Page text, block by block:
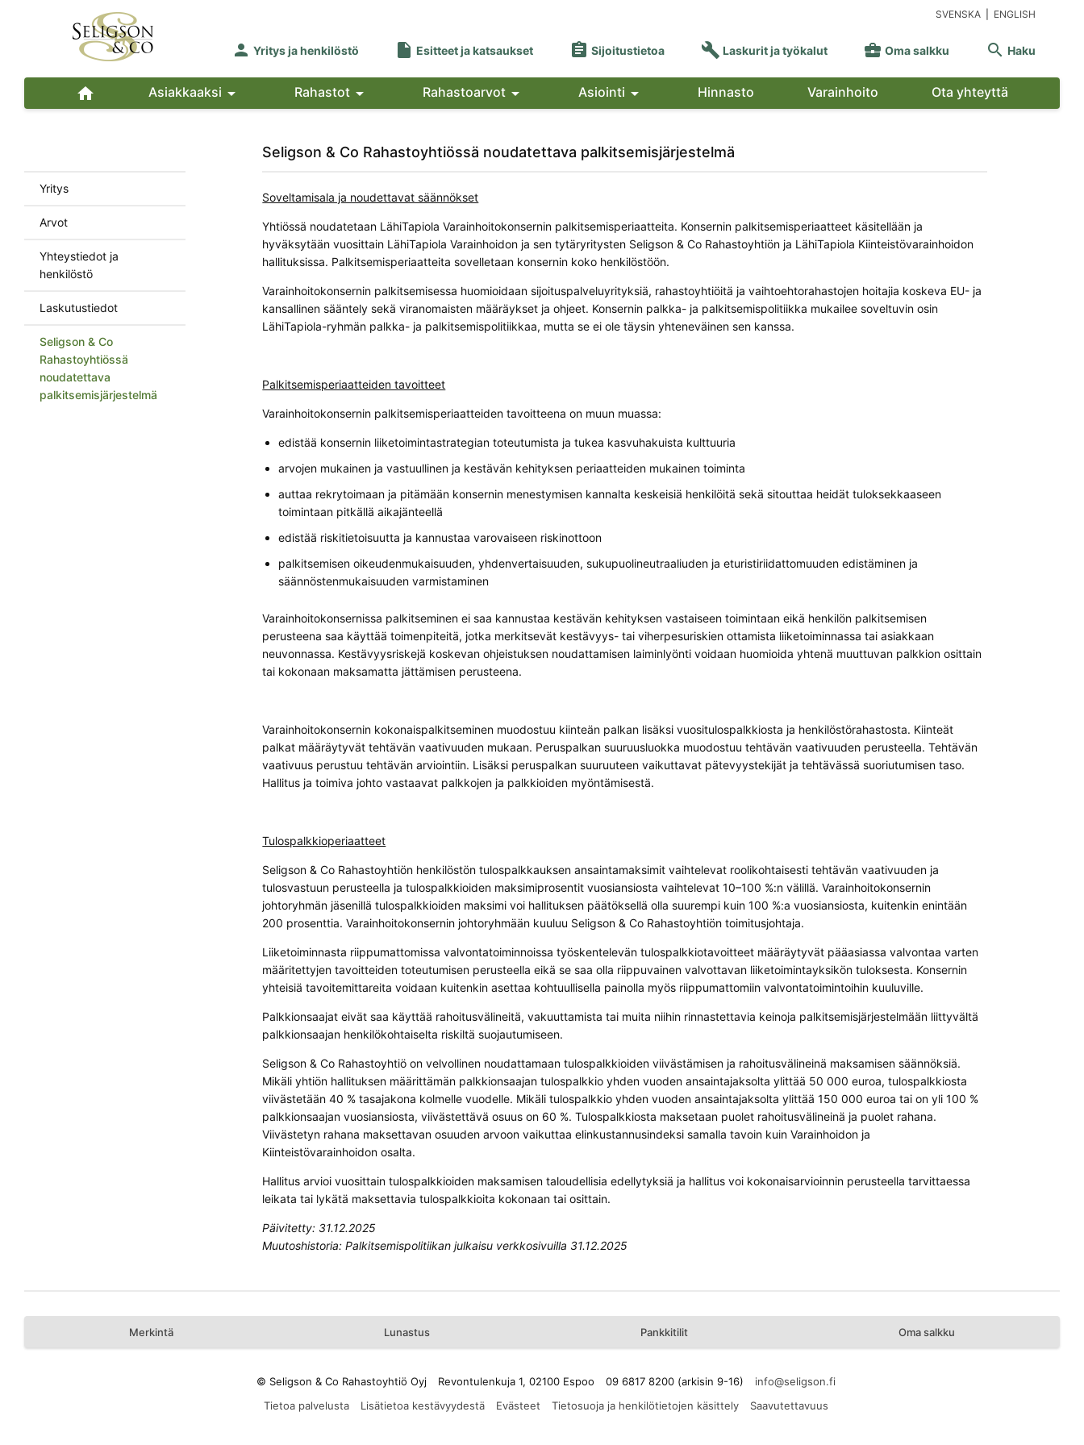
SVENSKA ENGLISH
 Yritys ja henkilöstö  Esitteet ja katsaukset  Sijoitustietoa  Laskurit ja työkalut  Oma salkku  Haku
 Asiakkaaksi  Rahastot  Rahastoarvot  Asiointi  Hinnasto Varainhoito Ota yhteyttä
Yritys
Arvot
Yhteystiedot ja
henkilöstö
Laskutustiedot
Seligson & Co
Rahastoyhtiössä
noudatettava
palkitsemisjärjestelmä
Seligson & Co Rahastoyhtiössä noudatettava palkitsemisjärjestelmä
Soveltamisala ja noudettavat säännökset
Yhtiössä noudatetaan LähiTapiola Varainhoitokonsernin palkitsemisperiaatteita. Konsernin palkitsemisperiaatteet käsitellään ja
hyväksytään vuosittain LähiTapiola Varainhoidon ja sen tytäryritysten Seligson & Co Rahastoyhtiön ja LähiTapiola Kiinteistövarainhoidon
hallituksissa. Palkitsemisperiaatteita sovelletaan konsernin koko henkilöstöön.
Varainhoitokonsernin palkitsemisessa huomioidaan sijoituspalveluyrityksiä, rahastoyhtiöitä ja vaihtoehtorahastojen hoitajia koskeva EU- ja
kansallinen sääntely sekä viranomaisten määräykset ja ohjeet. Konsernin palkka- ja palkitsemispolitiikka mukailee soveltuvin osin
LähiTapiola-ryhmän palkka- ja palkitsemispolitiikkaa, mutta se ei ole täysin yhteneväinen sen kanssa.
Palkitsemisperiaatteiden tavoitteet
Varainhoitokonsernin palkitsemisperiaatteiden tavoitteena on muun muassa:
edistää konsernin liiketoimintastrategian toteutumista ja tukea kasvuhakuista kulttuuria
arvojen mukainen ja vastuullinen ja kestävän kehityksen periaatteiden mukainen toiminta
auttaa rekrytoimaan ja pitämään konsernin menestymisen kannalta keskeisiä henkilöitä sekä sitouttaa heidät tuloksekkaaseen
toimintaan pitkällä aikajänteellä
edistää riskitietoisuutta ja kannustaa varovaiseen riskinottoon
palkitsemisen oikeudenmukaisuuden, yhdenvertaisuuden, sukupuolineutraaliuden ja eturistiriidattomuuden edistäminen ja
säännöstenmukaisuuden varmistaminen
Varainhoitokonsernissa palkitseminen ei saa kannustaa kestävän kehityksen vastaiseen toimintaan eikä henkilön palkitsemisen
perusteena saa käyttää toimenpiteitä, jotka merkitsevät kestävyys- tai viherpesuriskien ottamista liiketoiminnassa tai asiakkaan
neuvonnassa. Kestävyysriskejä koskevan ohjeistuksen noudattamisen laiminlyönti voidaan huomioida yhtenä muuttuvan palkkion osittain
tai kokonaan maksamatta jättämisen perusteena.
Varainhoitokonsernin kokonaispalkitseminen muodostuu kiinteän palkan lisäksi vuositulospalkkiosta ja henkilöstörahastosta. Kiinteät
palkat määräytyvät tehtävän vaativuuden mukaan. Peruspalkan suuruusluokka muodostuu tehtävän vaativuuden perusteella. Tehtävän
vaativuus perustuu tehtävän arviointiin. Lisäksi peruspalkan suuruuteen vaikuttavat pätevyystekijät ja tehtävässä suoriutumisen taso.
Hallitus ja toimiva johto vastaavat palkkojen ja palkkioiden myöntämisestä.
Tulospalkkioperiaatteet
Seligson & Co Rahastoyhtiön henkilöstön tulospalkkauksen ansaintamaksimit vaihtelevat roolikohtaisesti tehtävän vaativuuden ja
tulosvastuun perusteella ja tulospalkkioiden maksimiprosentit vuosiansiosta vaihtelevat 10–100 %:n välillä. Varainhoitokonsernin
johtoryhmän jäsenillä tulospalkkioiden maksimi voi hallituksen päätöksellä olla suurempi kuin 100 %:a vuosiansiosta, kuitenkin enintään
200 prosenttia. Varainhoitokonsernin johtoryhmään kuuluu Seligson & Co Rahastoyhtiön toimitusjohtaja.
Liiketoiminnasta riippumattomissa valvontatoiminnoissa työskentelevän tulospalkkiotavoitteet määräytyvät pääasiassa valvontaa varten
määritettyjen tavoitteiden toteutumisen perusteella eikä se saa olla riippuvainen valvottavan liiketoimintayksikön tuloksesta. Konsernin
yhteisiä tavoitemittareita voidaan kuitenkin asettaa kohtuullisella painolla myös riippumattomiin valvontatoimintoihin kuuluville.
Palkkionsaajat eivät saa käyttää rahoitusvälineitä, vakuuttamista tai muita niihin rinnastettavia keinoja palkitsemisjärjestelmään liittyvältä
palkkionsaajan henkilökohtaiselta riskiltä suojautumiseen.
Seligson & Co Rahastoyhtiö on velvollinen noudattamaan tulospalkkioiden viivästämisen ja rahoitusvälineinä maksamisen säännöksiä.
Mikäli yhtiön hallituksen määrittämän palkkionsaajan tulospalkkio yhden vuoden ansaintajaksolta ylittää 50 000 euroa, tulospalkkiosta
viivästetään 40 % tasajakona kolmelle vuodelle. Mikäli tulospalkkio yhden vuoden ansaintajaksolta ylittää 150 000 euroa tai on yli 100 %
palkkionsaajan vuosiansiosta, viivästettävä osuus on 60 %. Tulospalkkiosta maksetaan puolet rahoitusvälineinä ja puolet rahana.
Viivästetyn rahana maksettavan osuuden arvoon vaikuttaa elinkustannusindeksi samalla tavoin kuin Varainhoidon ja
Kiinteistövarainhoidon osalta.
Hallitus arvioi vuosittain tulospalkkioiden maksamisen taloudellisia edellytyksiä ja hallitus voi kokonaisarvioinnin perusteella tarvittaessa
leikata tai lykätä maksettavia tulospalkkioita kokonaan tai osittain.
Päivitetty: 31.12.2025
Muutoshistoria: Palkitsemispolitiikan julkaisu verkkosivuilla 31.12.2025
Merkintä Lunastus Pankkitilit Oma salkku
© Seligson & Co Rahastoyhtiö Oyj Revontulenkuja 1, 02100 Espoo
09 6817 8200 (arkisin 9-16)
Tietoa palvelusta
Lisätietoa kestävyydestä Evästeet Tietosuoja ja henkilötietojen käsittely Saavutettavuus